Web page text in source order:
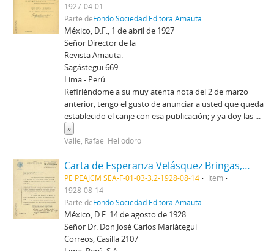
1927-04-01
Parte deFondo Sociedad Editora Amauta
México, D.F., 1 de abril de 1927
Señor Director de la
Revista Amauta.
Sagástegui 669.
Lima - Perú
Refiriéndome a su muy atenta nota del 2 de marzo
anterior, tengo el gusto de anunciar a usted que queda
establecido el canje con esa publicación; y ya doy las ...
»
Valle, Rafael Heliodoro
Carta de Esperanza Velásquez Bringas, 14/8/1928
PE PEAJCM SEA-F-01-03-3.2-1928-08-14
Item
1928-08-14
Parte deFondo Sociedad Editora Amauta
México, D.F. 14 de agosto de 1928
Señor Dr. Don José Carlos Mariátegui
Correos, Casilla 2107